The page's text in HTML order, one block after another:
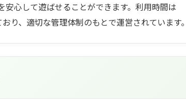
安心して遊ばせることができます。利用時間は
り、適切な管理体制のもとで運営されています。